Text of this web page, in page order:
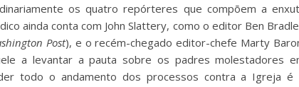
os quatro repórteres que compõem a
ainda conta com John Slattery, como o editor Ben
Post), e o recém-chegado editor-chefe Marty
a levantar a pauta sobre os padres molestadores
todo o andamento dos processos contra a Igreja é